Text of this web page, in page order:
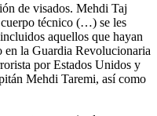
de visados. Mehdi Taj
cuerpo técnico (…) se les
aquellos que hayan
la Guardia Revolucionaria
por Estados Unidos y
Mehdi Taremi, así como